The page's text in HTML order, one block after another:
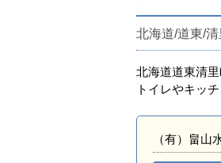
北海道/道東/
北海道道東清里
トイレやキッ
（有）畠山